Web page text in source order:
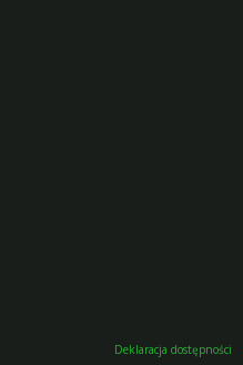
Deklaracja dostępności